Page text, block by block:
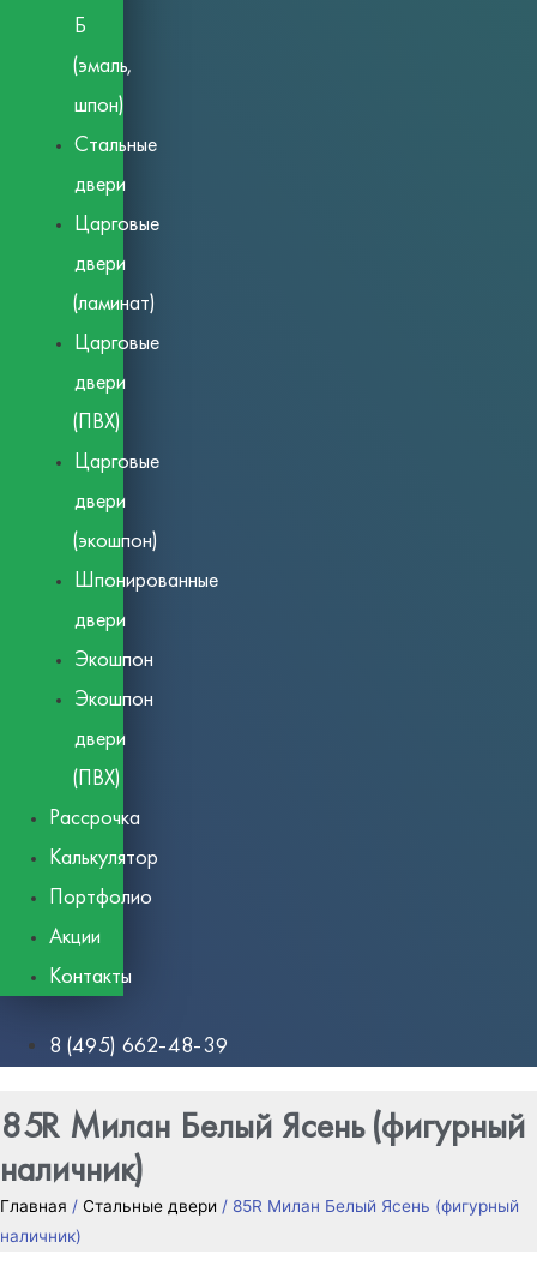
Б
(эмаль,
шпон)
Стальные
двери
Царговые
двери
(ламинат)
Царговые
двери
(ПВХ)
Царговые
двери
(экошпон)
Шпонированные
двери
Экошпон
Экошпон
двери
(ПВХ)
Рассрочка
Калькулятор
Портфолио
Акции
Контакты
8 (495) 662-48-39
85R Милан Белый Ясень (фигурный
наличник)
Главная / Стальные двери / 85R Милан Белый Ясень (фигурный
наличник)